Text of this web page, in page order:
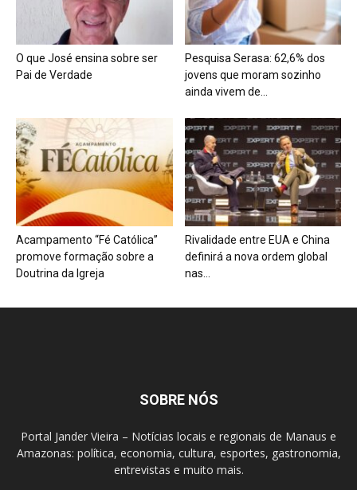
O que José ensina sobre ser
Pai de Verdade
Pesquisa Serasa: 62,6% dos
jovens que moram sozinho
ainda vivem de...
Acampamento “Fé Católica”
promove formação sobre a
Doutrina da Igreja
Rivalidade entre EUA e China
definirá a nova ordem global
nas...
SOBRE NÓS
Portal Jander Vieira – Notícias locais e regionais de Manaus e
Amazonas: política, economia, cultura, esportes, gastronomia,
entrevistas e muito mais.